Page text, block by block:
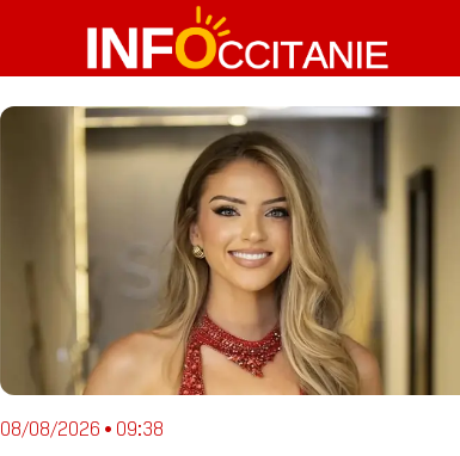
08/08/2026 • 09:38